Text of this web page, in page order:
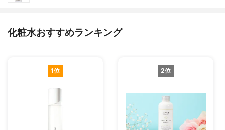
化粧水おすすめランキング
1位 2位